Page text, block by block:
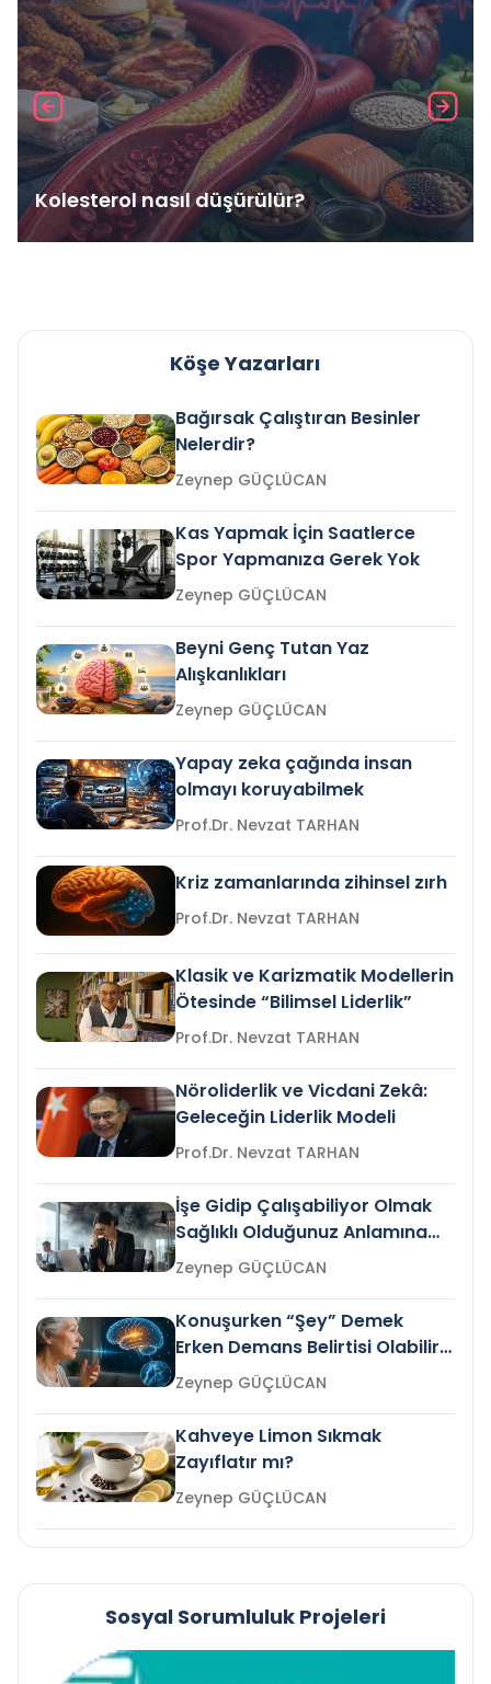
Kolesterol nasıl düşürülür?
Köşe Yazarları
Bağırsak Çalıştıran Besinler
Nelerdir?
Zeynep GÜÇLÜCAN
Kas Yapmak İçin Saatlerce
Spor Yapmanıza Gerek Yok
Zeynep GÜÇLÜCAN
Beyni Genç Tutan Yaz
Alışkanlıkları
Zeynep GÜÇLÜCAN
Yapay zeka çağında insan
olmayı koruyabilmek
Prof.Dr. Nevzat TARHAN
Kriz zamanlarında zihinsel zırh
Prof.Dr. Nevzat TARHAN
Klasik ve Karizmatik Modellerin
Ötesinde “Bilimsel Liderlik”
Prof.Dr. Nevzat TARHAN
Nöroliderlik ve Vicdani Zekâ:
Geleceğin Liderlik Modeli
Prof.Dr. Nevzat TARHAN
İşe Gidip Çalışabiliyor Olmak
Sağlıklı Olduğunuz Anlamına
Gelir mi?Zeynep GÜÇLÜCAN
Konuşurken “Şey” Demek
Erken Demans Belirtisi Olabilir
mi?
Zeynep GÜÇLÜCAN
Kahveye Limon Sıkmak
Zayıflatır mı?
Zeynep GÜÇLÜCAN
Sosyal Sorumluluk Projeleri